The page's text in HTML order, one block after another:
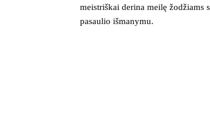
meistriškai derina meilę
pasaulio išmanymu.